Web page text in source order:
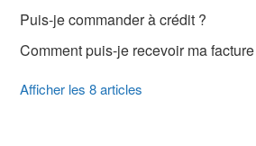
Puis-je commander à crédit ?
Comment puis-je recevoir ma
Afficher les 8 articles